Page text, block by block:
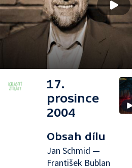
17.
prosince
2004
Obsah dílu
Jan Schmid —
František Bublan